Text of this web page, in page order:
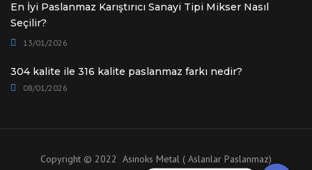
En İyi Paslanmaz Karıştırıcı Sanayi Tipi Mikser Nasıl
Seçilir?
13/01/2026
304 kalite ile 316 kalite paslanmaz farkı nedir?
08/01/2026
Copyright © 2022 Asinoks Metal ( Aslanlar Paslanmaz)